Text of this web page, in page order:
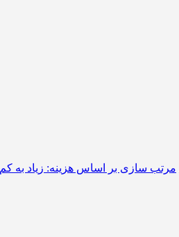
مرتب سازی بر اساس هزینه: زیاد به کم